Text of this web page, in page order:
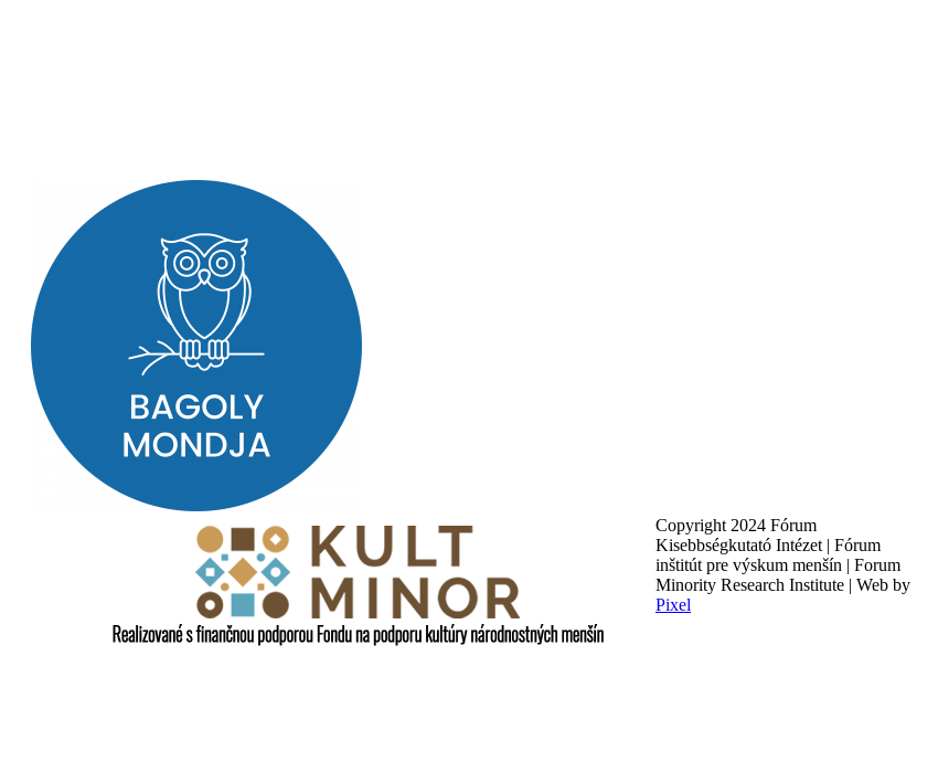
Copyright 2024 Fórum
Kisebbségkutató Intézet | Fórum
inštitút pre výskum menšín | Forum
Minority Research Institute | Web by
Pixel